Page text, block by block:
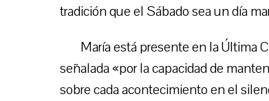
tradición que el Sábado sea un día
María está presente en la Última
señalada «por la capacidad de
sobre cada acontecimiento en el